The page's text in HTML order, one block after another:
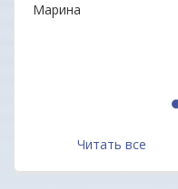
Марина
Читать все